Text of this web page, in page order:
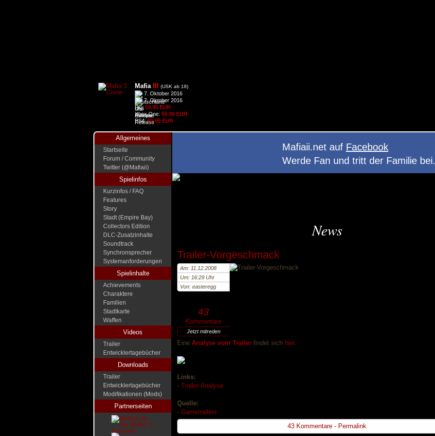
Mafia (USK ab 18)
7. Oktober 2016
7. Oktober 2016
PC: 59,95 EUR
Xbox One: 69,99 EUR
PS4:69,99 EUR
Allgemeines
Startseite
Forum / Community
Twitter (@Mafiaii)
Spielinfos
Kurzinfos / FAQ
Features
Story
Stadt (Empire Bay)
Collectors Edition
DLC-Zusatzinhalte
Soundtrack
Synchronsprecher
Systemanforderungen
Spielinhalte
Achievements
Charaktere
Familien
Stadtkarte
Waffen
Videos
Trailer
Entwicklertagebücher
Downloads
Trailer
Entwicklertagebücher
Modifikationen (Mods)
Partnerseiten
Mafiaii.net auf Facebook
Werde Fan und tritt der Familie bei.
News
Trailer-Vorgeschmack
Am: 11.12.2008
Um: 16:29 Uhr
Von: easteregg
43
Kommentare
Jetzt mitreden
Eine Analyse vom Trailer findet sich hier.
Links:
- Trailer-Analyse
Quelle:
- Gametrailers
43 Kommentare - Permalink